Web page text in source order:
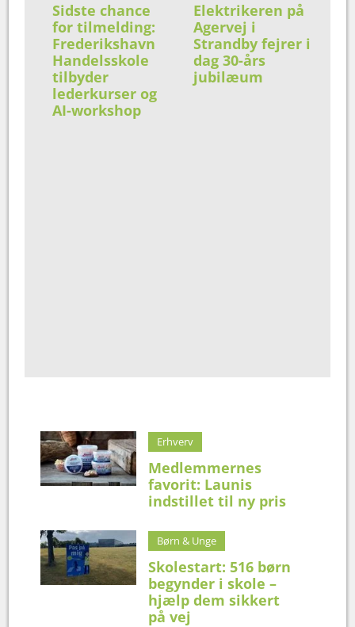
Sidste chance
for tilmelding:
Frederikshavn
Handelsskole
tilbyder
lederkurser og
AI-workshop
Elektrikeren på
Agervej i
Strandby fejrer i
dag 30-års
jubilæum
Erhverv
Medlemmernes
favorit: Launis
indstillet til ny pris
Børn & Unge
Skolestart: 516 børn
begynder i skole –
hjælp dem sikkert
på vej